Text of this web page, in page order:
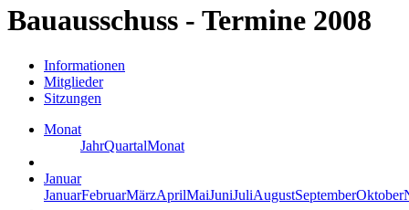
Bauausschuss - Termine 2008
Informationen
Mitglieder
Sitzungen
Monat
JahrQuartalMonat
Januar
JanuarFebruarMärzAprilMaiJuniJuliAugustSeptemberOktober